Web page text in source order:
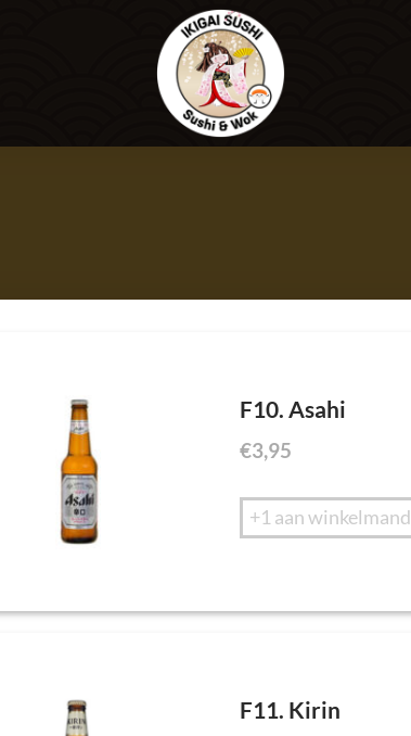
F10. Asahi
€3,95
+1 aan winkelmand
F11. Kirin